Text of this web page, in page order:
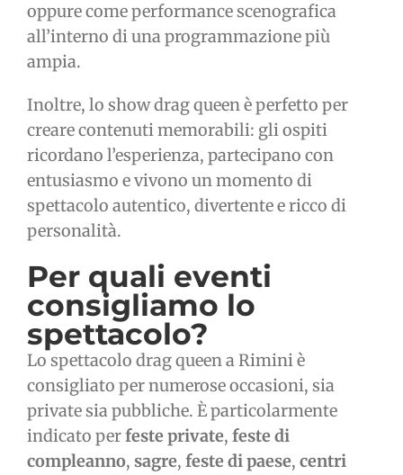
oppure come performance scenografica
all’interno di una programmazione più
ampia.
Inoltre, lo show drag queen è perfetto per
creare contenuti memorabili: gli ospiti
ricordano l’esperienza, partecipano con
entusiasmo e vivono un momento di
spettacolo autentico, divertente e ricco di
personalità.
Per quali eventi
consigliamo lo
spettacolo?
Lo spettacolo drag queen a Rimini è
consigliato per numerose occasioni, sia
private sia pubbliche. È particolarmente
indicato perfeste private, feste di
compleanno, sagre, feste di paese, centri